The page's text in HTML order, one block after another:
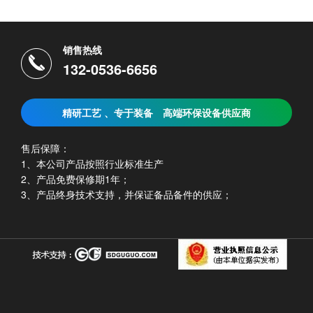
销售热线
132-0536-6656
精研工艺 、专于装备 高端环保设备供应商
售后保障：
1、本公司产品按照行业标准生产
2、产品免费保修期1年；
3、产品终身技术支持，并保证备品备件的供应；